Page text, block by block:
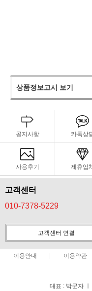
상품정보고시 보기
공지사항 카톡상
사용후기 제휴업
고객센터
010-7378-5229
고객센터 연결
이용안내 이용약관
대표 : 박군자